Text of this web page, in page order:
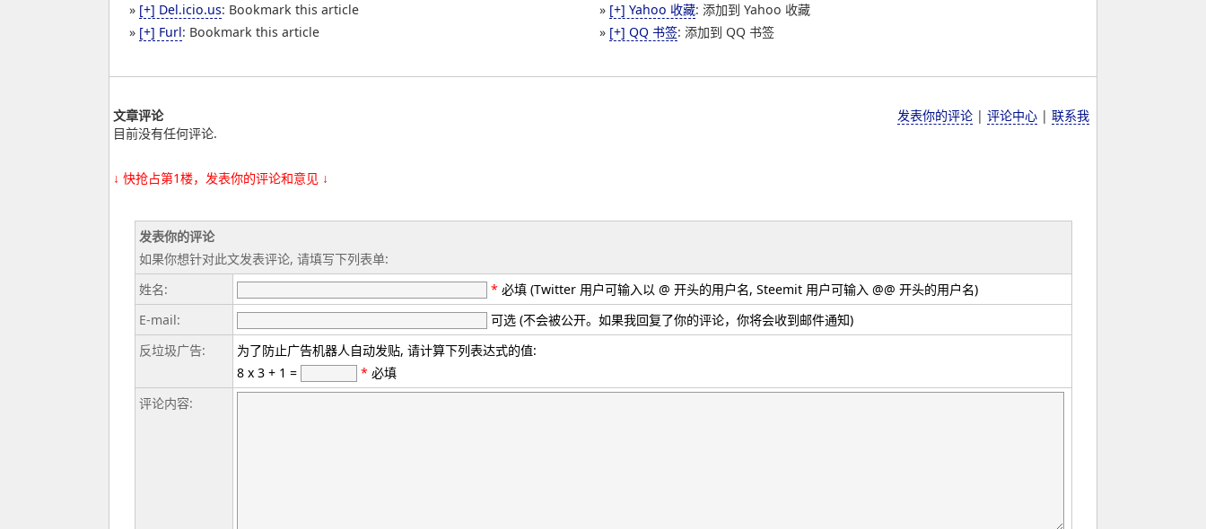
» [+] Del.icio.us: Bookmark this article
» [+] Furl: Bookmark this article
» [+] Yahoo 收藏: 添加到 Yahoo 收藏
» [+] QQ 书签: 添加到 QQ 书签
文章评论 发表你的评论 | 评论中心 | 联系我
目前没有任何评论.
↓ 快抢占第1楼，发表你的评论和意见 ↓
发表你的评论
如果你想针对此文发表评论, 请填写下列表单:
姓名:
* 必填 (Twitter 用户可输入以 @ 开头的用户名, Steemit 用户可输入 @@ 开头的用户名)
E-mail:
可选 (不会被公开。如果我回复了你的评论，你将会收到邮件通知)
反垃圾广告:
为了防止广告机器人自动发贴, 请计算下列表达式的值:
8 x 3 + 1 =
* 必填
评论内容: